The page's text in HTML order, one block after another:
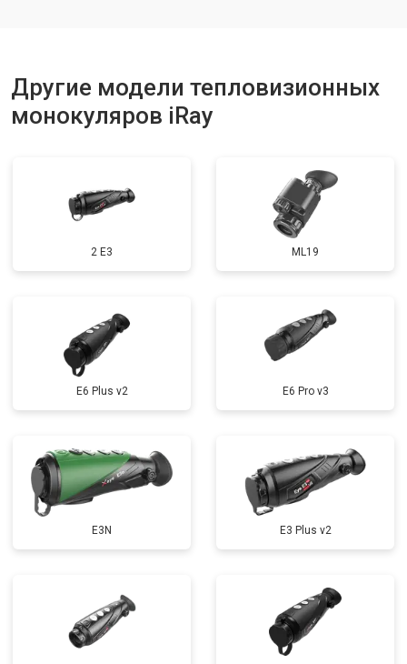
Другие модели тепловизионных
монокуляров iRay
2 E3 ML19
E6 Plus v2 E6 Pro v3
E3N E3 Plus v2